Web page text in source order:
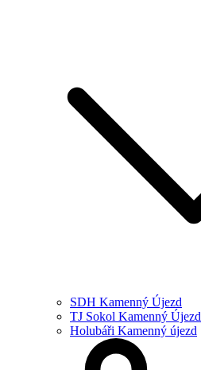
SDH Kamenný Újezd
TJ Sokol Kamenný Újezd
Holubáři Kamenný újezd